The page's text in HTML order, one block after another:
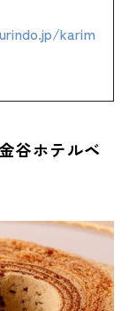
karim
谷ホテルベ